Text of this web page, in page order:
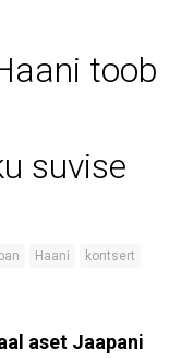
toob
suvise
Haani kontsert
aset Jaapani